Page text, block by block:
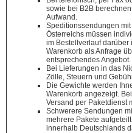
sowie bei B2B
Aufwand.
Speditionssendungen
Österreichs müssen
im Bestellverlauf darüber
Warenkorb als Anfrage
entsprechendes Angebot.
Bei Lieferungen in das
Zölle, Steuern und
Die Gewichte werden
Warenkorb angezeigt.
Versand per Paketdienst
Schwerere Sendungen
mehrere Pakete
innerhalb Deutschlands